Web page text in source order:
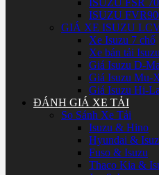
ISUZU FSR
ISUZU
GIÁ XE ISUZU
Xe Isuzu 7 chổ
Xe bán tải Isuzu
Giá Isuzu D-
Giá Isuzu Mu-
Giá Isuzu Hi-
ĐÁNH GIÁ XE TẢI
So Sánh Xe Tải
Isuzu & Hino
Hyundai &
Fuso & Isuzu
Thaco Kia &